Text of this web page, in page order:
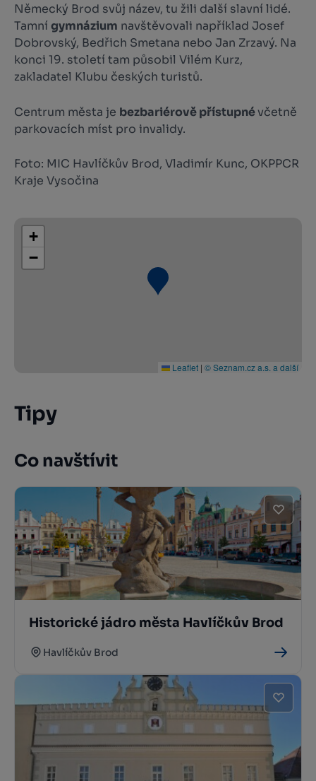
Německý Brod svůj název, tu žili další slavní lidé.
Tamní gymnázium navštěvovali například Josef
Dobrovský, Bedřich Smetana nebo Jan Zrzavý. Na
konci 19. století tam působil Vilém Kurz,
zakladatel Klubu českých turistů.
Centrum města je bezbariérově přístupnévčetně
parkovacích míst pro invalidy.
Foto: MIC Havlíčkův Brod, Vladimír Kunc, OKPPCR
Kraje Vysočina
+
−
Leaflet | © Seznam.cz a.s. a další
Tipy
Co navštívit
Historické jádro města Havlíčkův Brod
Havlíčkův Brod